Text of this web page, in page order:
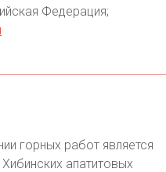
Федерация;
горных работ является
апатитовых